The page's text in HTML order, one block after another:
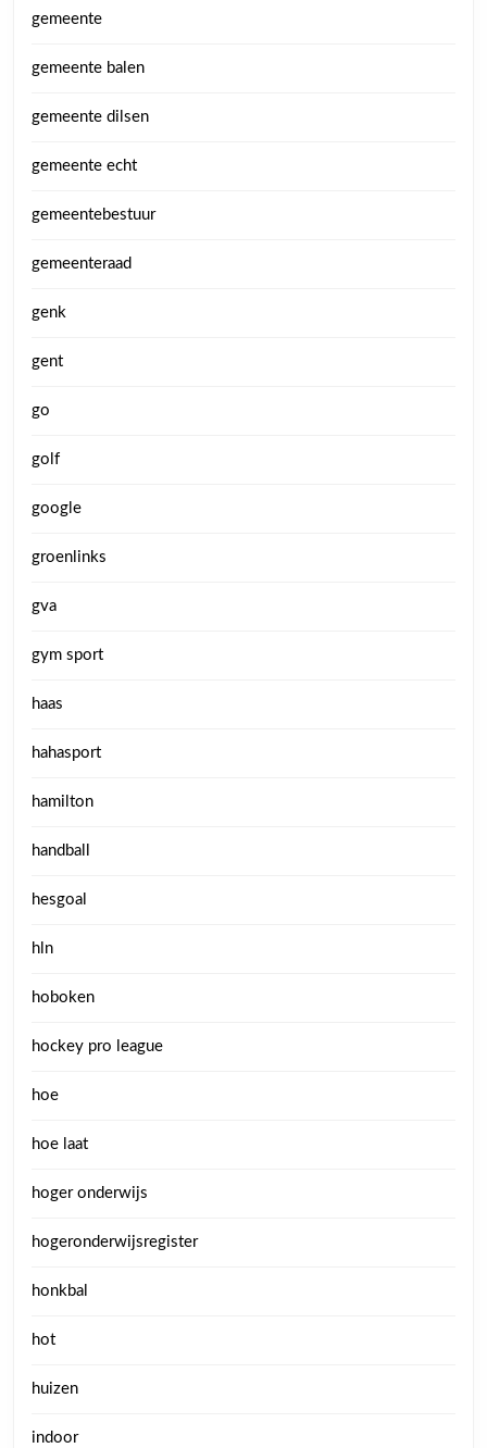
gemeente
gemeente balen
gemeente dilsen
gemeente echt
gemeentebestuur
gemeenteraad
genk
gent
go
golf
google
groenlinks
gva
gym sport
haas
hahasport
hamilton
handball
hesgoal
hln
hoboken
hockey pro league
hoe
hoe laat
hoger onderwijs
hogeronderwijsregister
honkbal
hot
huizen
indoor